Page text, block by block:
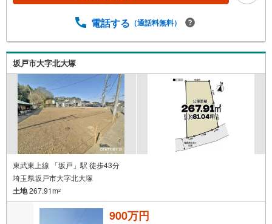
電話する （通話料無料）
坂戸市大字北大塚
東武東上線 「坂戸」駅 徒歩43分
埼玉県坂戸市大字北大塚
土地267.91m2
900万円